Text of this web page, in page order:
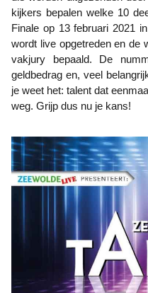
kijkers bepalen welke 10
Finale op 13 februari 2021
wordt live opgetreden en de
vakjury bepaald. De
geldbedrag en, veel
je weet het: talent dat
weg. Grijp dus nu je kans!